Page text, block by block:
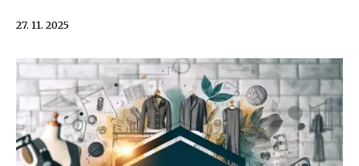
27. 11. 2025